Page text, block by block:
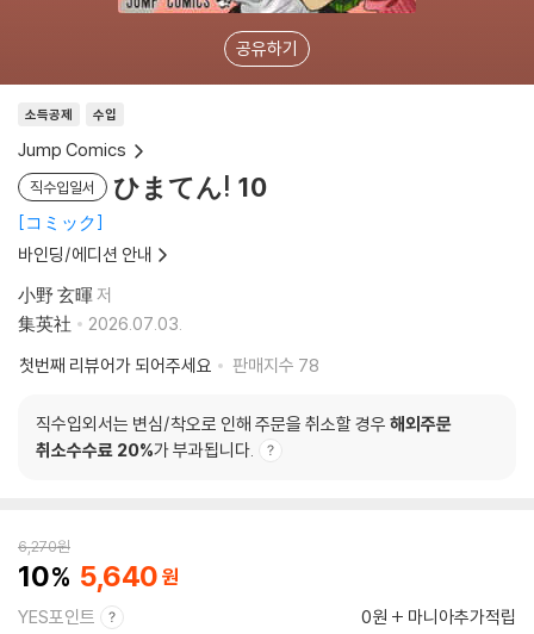
공유하기
소득공제 수입
Jump Comics
직수입일서 ひまてん! 10
コミック
바인딩/에디션 안내
小野 玄暉저
集英社
2026.07.03.
첫번째 리뷰어가 되어주세요
판매지수 78
직수입외서는 변심/착오로 인해 주문을 취소할 경우 해외주문
취소수수료 20%가 부과됩니다.
6,270원
10 5,640
YES포인트 0원 마니아추가적립